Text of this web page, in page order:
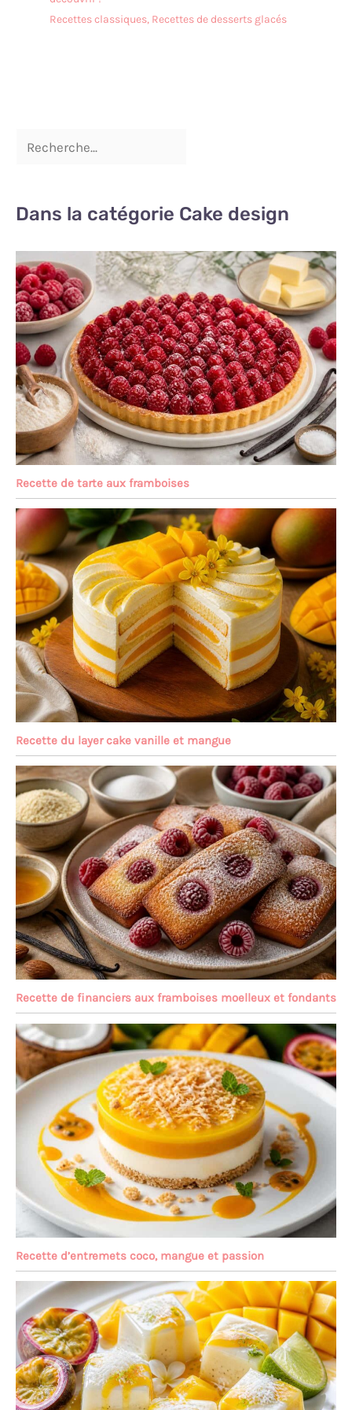
Recettes classiques, Recettes de desserts glacés
Dans la catégorie Cake design
Recette de tarte aux framboises
Recette du layer cake vanille et mangue
Recette de financiers aux framboises moelleux et fondants
Recette d’entremets coco, mangue et passion